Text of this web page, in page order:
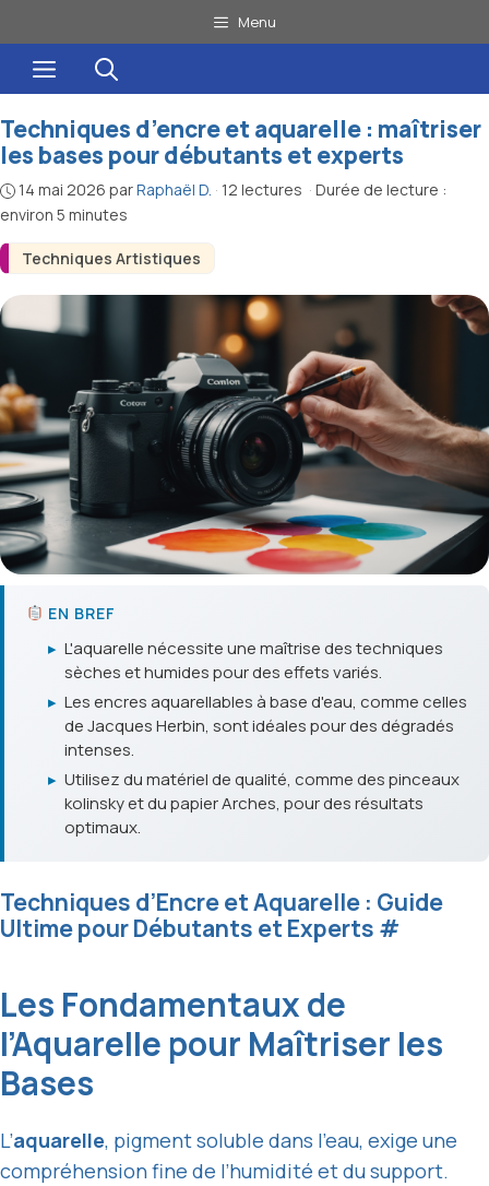
au
contenu
Menu
Menu
Techniques Artistiques
Techniques d’encre et aquarelle : maîtriser
les bases pour débutants et experts
14 mai 2026 parRaphaël D. · 12 lectures · Durée de lecture :
environ 5 minutes
EN BREF
▸ L'aquarelle nécessite une maîtrise des techniques
sèches et humides pour des effets variés.
▸ Les encres aquarellables à base d'eau, comme celles
de Jacques Herbin, sont idéales pour des dégradés
intenses.
▸ Utilisez du matériel de qualité, comme des pinceaux
kolinsky et du papier Arches, pour des résultats
optimaux.
Techniques d’Encre et Aquarelle : Guide
Ultime pour Débutants et Experts #
Les Fondamentaux de
l’Aquarelle pour Maîtriser les
Bases
L’aquarelle, pigment soluble dans l’eau, exige une
compréhension fine de l’humidité et du support.